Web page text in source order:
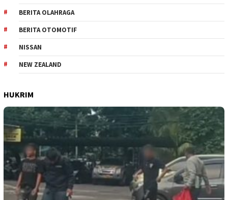
BERITA OLAHRAGA
BERITA OTOMOTIF
NISSAN
NEW ZEALAND
HUKRIM